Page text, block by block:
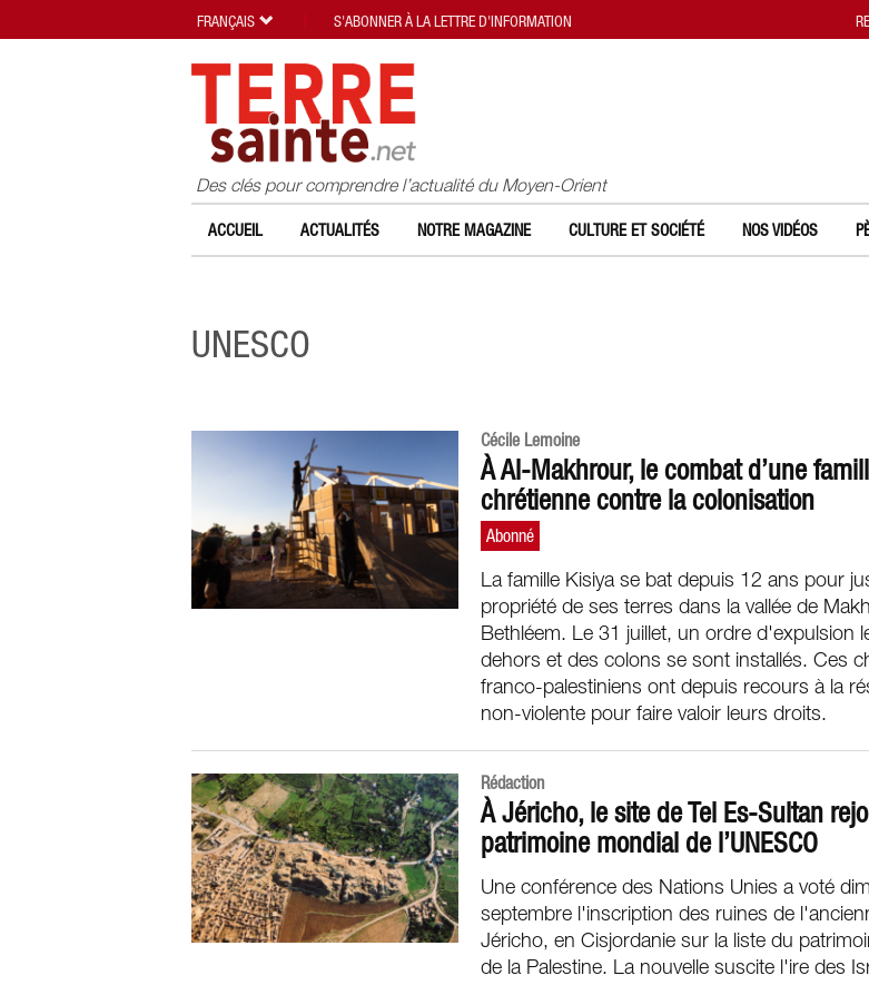
Des clés pour comprendre l’actualité du Moyen-Orient
ACCUEIL ACTUALITÉS NOTRE MAGAZINE CULTURE ET SOCIÉTÉ NOS VIDÉOS
UNESCO
Cécile Lemoine
À Al-Makhrour, le combat d’une
chrétienne contre la colonisation
La famille Kisiya se bat depuis 12 ans pour
propriété de ses terres dans la vallée de
Bethléem. Le 31 juillet, un ordre d'expulsion
dehors et des colons se sont installés. Ces
franco-palestiniens ont depuis recours à la
non-violente pour faire valoir leurs droits.
Rédaction
À Jéricho, le site de Tel Es-Sultan
patrimoine mondial de l’UNESCO
Une conférence des Nations Unies a voté
septembre l'inscription des ruines de
Jéricho, en Cisjordanie sur la liste du
de la Palestine. La nouvelle suscite l'ire des
FRANÇAIS S'ABONNER À LA LETTRE D'INFORMATION